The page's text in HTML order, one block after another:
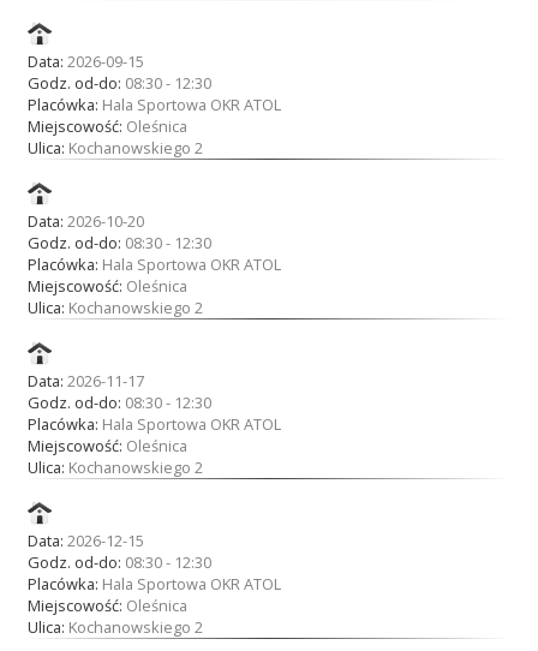
Data: 2026-09-15
Godz. od-do: 08:30 - 12:30
Placówka: Hala Sportowa OKR ATOL
Miejscowość: Oleśnica
Ulica: Kochanowskiego 2
Data: 2026-10-20
Godz. od-do: 08:30 - 12:30
Placówka: Hala Sportowa OKR ATOL
Miejscowość: Oleśnica
Ulica: Kochanowskiego 2
Data: 2026-11-17
Godz. od-do: 08:30 - 12:30
Placówka: Hala Sportowa OKR ATOL
Miejscowość: Oleśnica
Ulica: Kochanowskiego 2
Data: 2026-12-15
Godz. od-do: 08:30 - 12:30
Placówka: Hala Sportowa OKR ATOL
Miejscowość: Oleśnica
Ulica: Kochanowskiego 2